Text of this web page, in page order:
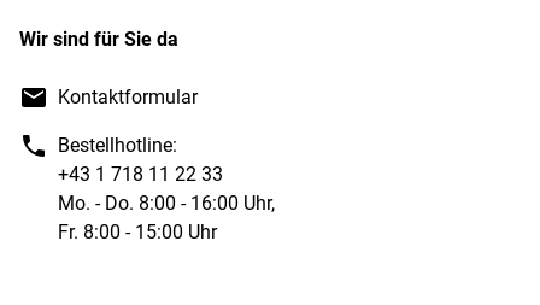
Wir sind für Sie da
Kontaktformular
Bestellhotline:
+43 1 718 11 22 33
Mo. - Do. 8:00 - 16:00 Uhr,
Fr. 8:00 - 15:00 Uhr